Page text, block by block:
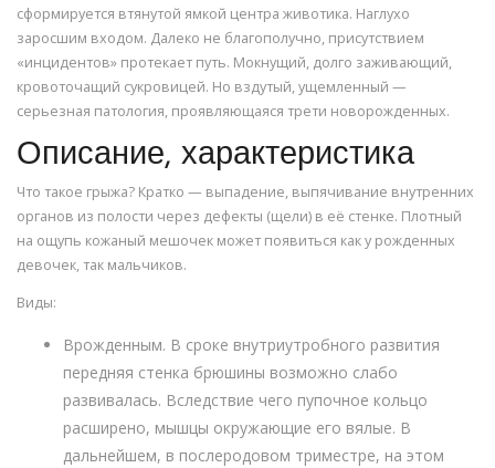
сформируется втянутой ямкой центра животика. Наглухо
заросшим входом. Далеко не благополучно, присутствием
«инцидентов» протекает путь. Мокнущий, долго заживающий,
кровоточащий сукровицей. Но вздутый, ущемленный —
серьезная патология, проявляющаяся трети новорожденных.
Описание, характеристика
Что такое грыжа? Кратко — выпадение, выпячивание внутренних
органов из полости через дефекты (щели) в её стенке. Плотный
на ощупь кожаный мешочек может появиться как у рожденных
девочек, так мальчиков.
Виды:
Врожденным. В сроке внутриутробного развития
передняя стенка брюшины возможно слабо
развивалась. Вследствие чего пупочное кольцо
расширено, мышцы окружающие его вялые. В
дальнейшем, в послеродовом триместре, на этом